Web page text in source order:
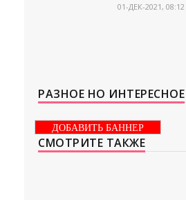
01-ДЕК-2021, 08:12
РАЗНОЕ НО ИНТЕРЕСНОЕ
ДОБАВИТЬ БАННЕР
СМОТРИТЕ ТАКЖЕ